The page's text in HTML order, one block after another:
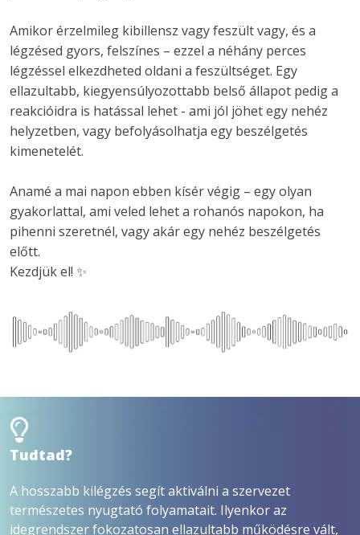
Amikor érzelmileg kibillensz vagy feszült vagy, és a
légzésed gyors, felszínes – ezzel a néhány perces
légzéssel elkezdheted oldani a feszültséget. Egy
ellazultabb, kiegyensúlyozottabb belső állapot pedig a
reakcióidra is hatással lehet - ami jól jöhet egy nehéz
helyzetben, vagy befolyásolhatja egy beszélgetés
kimenetelét.
Anamé a mai napon ebben kísér végig – egy olyan
gyakorlattal, ami veled lehet a rohanós napokon, ha
pihenni szeretnél, vagy akár egy nehéz beszélgetés
előtt.
Tudtad?
A hosszabb kilégzés segít aktiválni a szervezet
természetes nyugtató folyamatait. Ilyenkor az
idegrendszer fokozatosan ellazultabb működésre vált,